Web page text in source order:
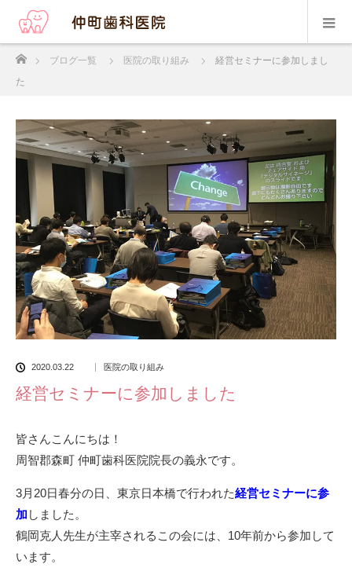
ブログ一覧 医院の取り組み
経営セミナーに参加しまし
た
2020.03.22 医院の取り組み
経営セミナーに参加しました
皆さんこんにちは！
周智郡森町 仲町歯科医院院長の義永です。
3月20日春分の日、東京日本橋で行われた経営セミナーに参
加 しました。
鶴岡克人先生が主宰されるこの会には、10年前から参加して
います。